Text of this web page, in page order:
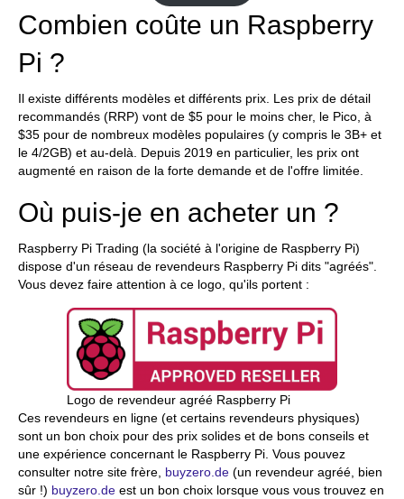
Combien coûte un Raspberry
Pi ?
Il existe différents modèles et différents prix. Les prix de détail
recommandés (RRP) vont de $5 pour le moins cher, le Pico, à
$35 pour de nombreux modèles populaires (y compris le 3B+ et
le 4/2GB) et au-delà. Depuis 2019 en particulier, les prix ont
augmenté en raison de la forte demande et de l'offre limitée.
Où puis-je en acheter un ?
Raspberry Pi Trading (la société à l'origine de Raspberry Pi)
dispose d'un réseau de revendeurs Raspberry Pi dits "agréés".
Vous devez faire attention à ce logo, qu'ils portent :
Logo de revendeur agréé Raspberry Pi
Ces revendeurs en ligne (et certains revendeurs physiques)
sont un bon choix pour des prix solides et de bons conseils et
une expérience concernant le Raspberry Pi. Vous pouvez
consulter notre site frère, buyzero.de (un revendeur agréé, bien
sûr !) buyzero.de est un bon choix lorsque vous vous trouvez en